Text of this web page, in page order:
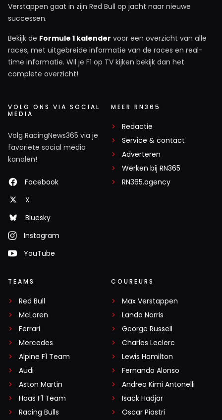
Verstappen gaat in zijn Red Bull op jacht naar nieuwe
successen.
Bekijk de Formule 1 kalender voor een overzicht van alle
races, met uitgebreide informatie van de races en real-
time informatie. Wil je F1 op TV kijken bekijk dan het
complete overzicht!
VOLG ONS VIA SOCIAL
MEDIA
Volg RacingNews365 via je
favoriete social media
kanalen!
Facebook
X
Bluesky
Instagram
YouTube
MEER RN365
Redactie
Service & contact
Adverteren
Werken bij RN365
RN365.agency
TEAMS
Red Bull
McLaren
Ferrari
Mercedes
Alpine F1 Team
Audi
Aston Martin
Haas F1 Team
Racing Bulls
COUREURS
Max Verstappen
Lando Norris
George Russell
Charles Leclerc
Lewis Hamilton
Fernando Alonso
Andrea Kimi Antonelli
Isack Hadjar
Oscar Piastri